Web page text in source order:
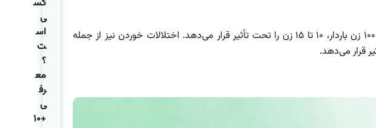
و اضطراب از شایع‌ترین مشکلات روانشناختی در دوران بارداری محسوب می‌شود که از هر ۱۰۰ زن باردار، ۱۰ تا ۱۵ زن را تحت تأثیر قرار می‌دهد. اختلالات خوردن نیز از جمله
قرار می‌دهد.
کس
ی
اس
ت
؟
مع
رف
ی
+۱۰